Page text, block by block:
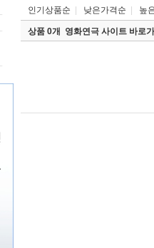
인기상품순 낮은가격순 높
상품 0개 영화연극 사이트 바로가